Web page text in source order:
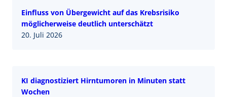
Einfluss von Übergewicht auf das Krebsrisiko
möglicherweise deutlich unterschätzt
20. Juli 2026
KI diagnostiziert Hirntumoren in Minuten statt
Wochen